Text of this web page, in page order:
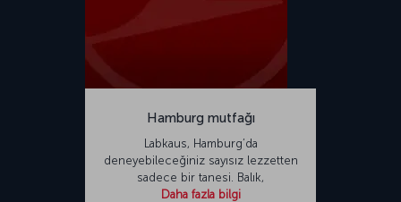
Hamburg mutfağı
Labkaus, Hamburg’da
deneyebileceğiniz sayısız lezzetten
sadece bir tanesi. Balık,
Daha fazla bilgi